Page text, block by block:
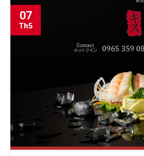
07
Th5